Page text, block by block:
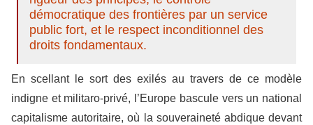
démocratique des frontières par un service
public fort, et le respect inconditionnel des
droits fondamentaux.
En scellant le sort des exilés au travers de ce modèle
indigne et militaro-privé, l’Europe bascule vers un national
capitalisme autoritaire, où la souveraineté abdique devant